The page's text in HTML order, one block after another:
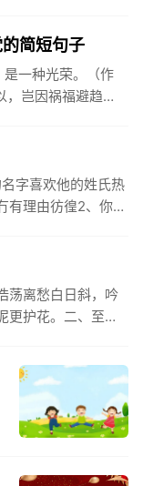
简短句子
是一种光荣。（作
，岂因祸福避趋
字喜欢他的姓氏热
有理由彷徨2、你的
荡离愁白日斜，吟
更护花。二、至今